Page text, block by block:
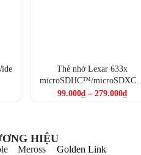
Thẻ nhớ Lexar 633x
microSDHC™/microSDXC™
UHS-I Blue Series
99.000₫ – 279.000₫
HIỆU
Meross
Golden Link